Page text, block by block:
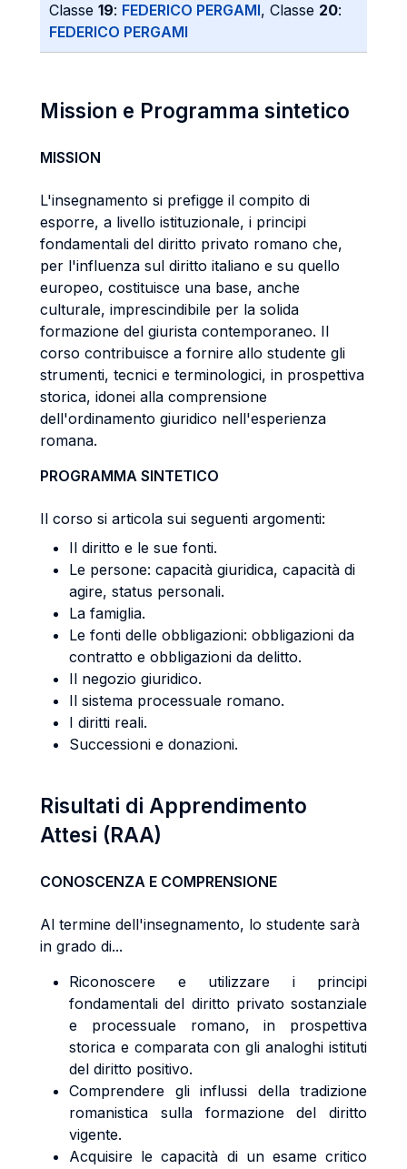
Classe 19: FEDERICO PERGAMI, Classe 20:
FEDERICO PERGAMI
Mission e Programma sintetico
MISSION
L'insegnamento si prefigge il compito di
esporre, a livello istituzionale, i principi
fondamentali del diritto privato romano che,
per l'influenza sul diritto italiano e su quello
europeo, costituisce una base, anche
culturale, imprescindibile per la solida
formazione del giurista contemporaneo. Il
corso contribuisce a fornire allo studente gli
strumenti, tecnici e terminologici, in prospettiva
storica, idonei alla comprensione
dell'ordinamento giuridico nell'esperienza
romana.
PROGRAMMA SINTETICO
Il corso si articola sui seguenti argomenti:
Il diritto e le sue fonti.
Le persone: capacità giuridica, capacità di
agire, status personali.
La famiglia.
Le fonti delle obbligazioni: obbligazioni da
contratto e obbligazioni da delitto.
Il negozio giuridico.
Il sistema processuale romano.
I diritti reali.
Successioni e donazioni.
Risultati di Apprendimento
Attesi (RAA)
CONOSCENZA E COMPRENSIONE
Al termine dell'insegnamento, lo studente sarà
in grado di...
Riconoscere e utilizzare i principi
fondamentali del diritto privato sostanziale
e processuale romano, in prospettiva
storica e comparata con gli analoghi istituti
del diritto positivo.
Comprendere gli influssi della tradizione
romanistica sulla formazione del diritto
vigente.
Acquisire le capacità di un esame critico